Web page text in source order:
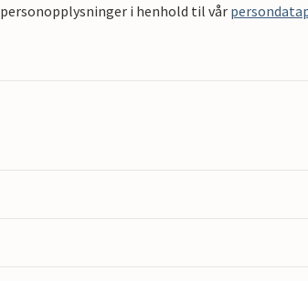
personopplysninger i henhold til vår